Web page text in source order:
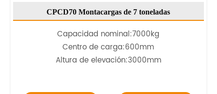
CPCD70 Montacargas de 7 toneladas
Capacidad nominal:7000kg
Centro de carga:600mm
Altura de elevación:3000mm